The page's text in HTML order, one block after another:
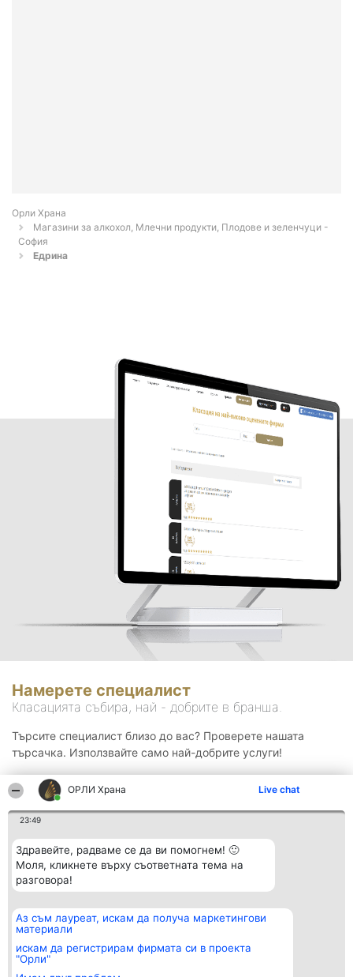
ОРЛИ Храна Live chat
23:49
Здравейте, радваме се да ви помогнем! 🙂
Моля, кликнете върху съответната тема на
разговора!
Аз съм лауреат, искам да получа маркетингови
материали
искам да регистрирам фирмата си в проекта
"Орли"
Орли Храна
Магазини за алкохол, Млечни продукти, Плодове и зеленчуци -
София
Едрина
Намерете специалист
Класацията събира, най - добрите в бранша.
Търсите специалист близо до вас? Проверете нашата
търсачка. Използвайте само най-добрите услуги!
Организатор на
класиране
BulevardulAleea Timișul De
Sus Nr. 2, Bl. A30, Sc. A, Et.
Класация
всички
Контакти